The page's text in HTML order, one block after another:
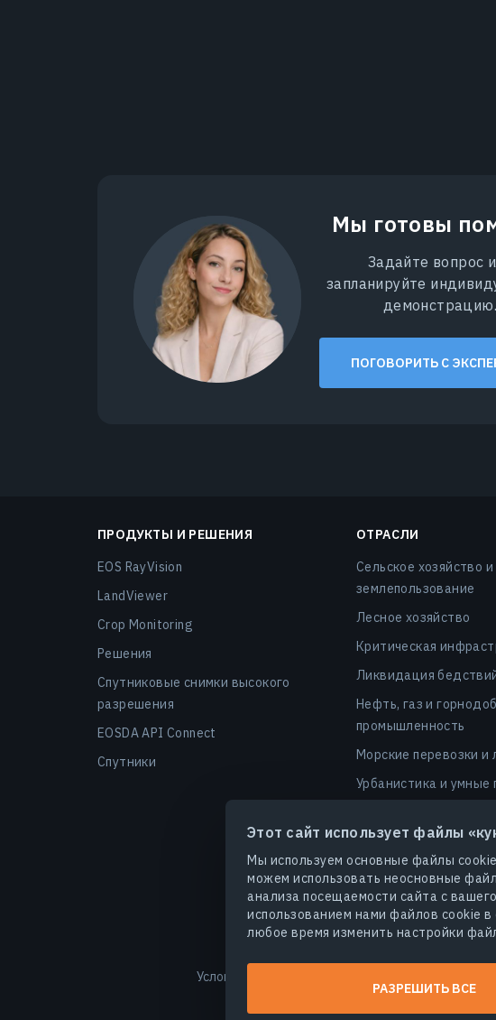
Этот сайт использует файлы
Мы используем основные файлы
можем использовать неосновные
анализа посещаемости сайта с
использованием нами файлов cookie
любое время изменить настройки
РАЗРЕШИТЬ ВСЕ
Мы готовы
Задайте вопрос
запланируйте
демонстрацию.
ПОГОВОРИТЬ С
ПРОДУКТЫ И РЕШЕНИЯ
EOS RayVision
LandViewer
Crop Monitoring
Решения
Спутниковые снимки высокого
разрешения
EOSDA API Connect
Спутники
ОТРАСЛИ
Сельское хозяйство и
землепользование
Лесное хозяйство
Критическая
Ликвидация
Нефть, газ и
промышленность
Морские перевозки и
Урбанистика и умные
Безопасность
Агроуглеродные
© 2026
Условия использования